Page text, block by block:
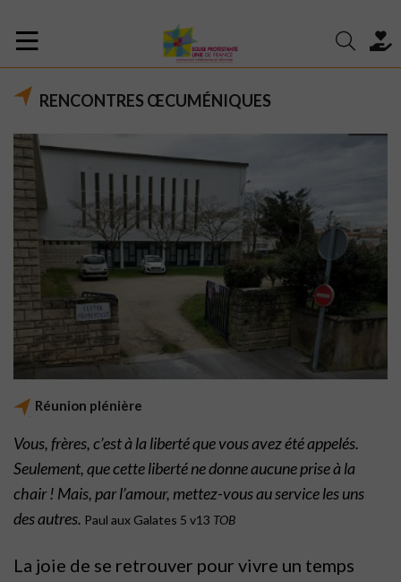
RENCONTRES ŒCUMÉNIQUES
Réunion plénière
Vous, frères, c’est à la liberté que vous avez été appelés.
Seulement, que cette liberté ne donne aucune prise à la
chair ! Mais, par l’amour, mettez-vous au service les uns
des autres. Paul aux Galates 5 v13 TOB
La joie de se retrouver pour vivre un temps